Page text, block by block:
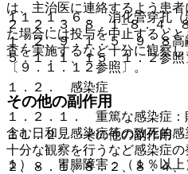
は、主治医に連絡するよう患者
２、２．３、８．１−８．４、
１．２、９．１．５、９．８
５．１．１、１５．１．２参照
１．２． 感染症
１．２．１． 重篤な感染症：
含む日和見感染症等の致死的感
十分な観察を行うなど感染症の
２、８．１、８．２、８．４
１１．１．６． 消化管穿孔（
た場合には投与を中止すると
査を実施するなど十分に観察
〔９．１．１２参照〕。
その他の副作用
１１．２． その他の副作用
１）． 胃腸障害：（１％以上